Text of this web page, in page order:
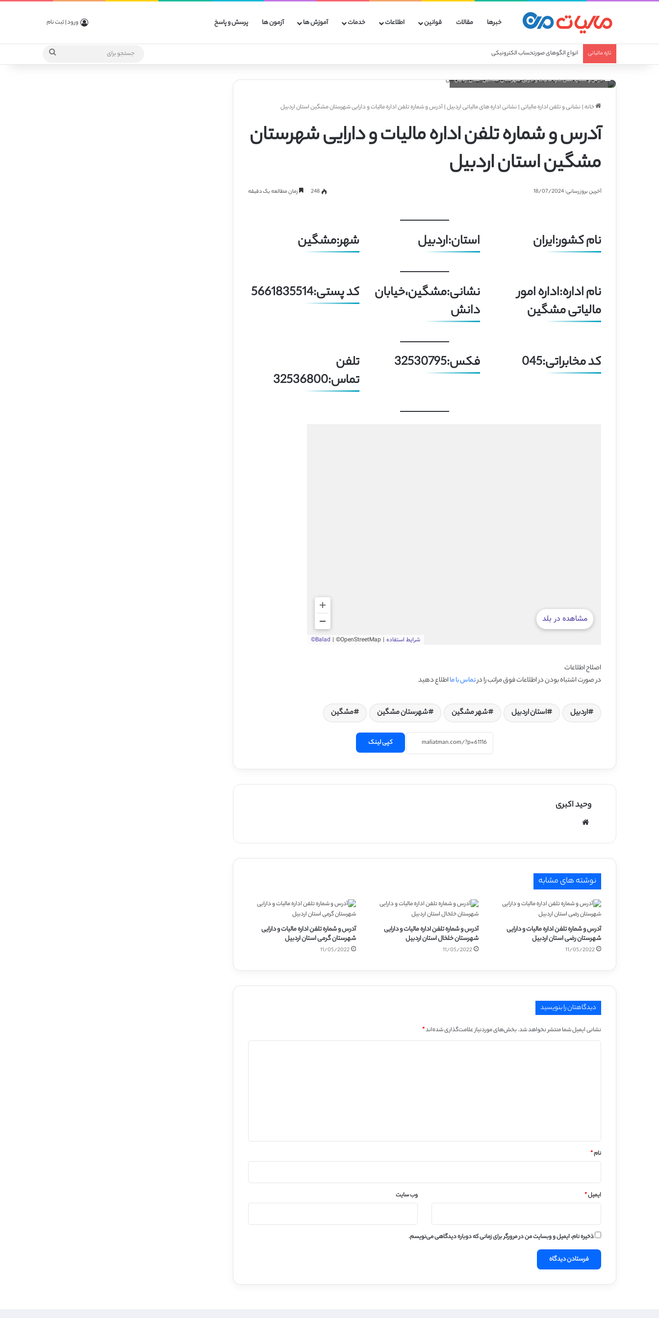
خبرها مقالات قوانین اطلاعات خدمات آموزش ها آزمون ها پرسش و پاسخ ورود | ثبت نام
تازه مالیاتی انواع صورتحساب الکترونیکی
جستجو
آدرس و شماره تلفن اداره مالیات و دارایی شهرستان مشگین استان اردبیل
خانه| نشانی و تلفن اداره مالیاتی| نشانی اداره های مالیاتی اردبیل|آدرس و شماره تلفن اداره مالیات و دارایی شهرستان مشگین استان اردبیل
آدرس و شماره تلفن اداره مالیات و دارایی شهرستان
مشگین استان اردبیل
آخرین بروزرسانی: 18/07/2024 248 زمان مطالعه یک دقیقه
نام کشور:ایران استان:اردبیل شهر:مشگین
نام اداره:اداره امور
مالیاتی مشگین
نشانی:مشگین،خیابان
دانش
کد پستی:5661835514
کد مخابراتی:045 فکس:32530795
تلفن
تماس:32536800
اصلاح اطلاعات
در صورت اشتباه بودن در اطلاعات فوق مراتب را درتماس با مااطلاع دهید
اردبیل استان اردبیل شهر مشگین شهرستان مشگین مشگین
کپی لینک
وحید اکبری
نوشته های مشابه
آدرس و شماره تلفن اداره مالیات و دارایی
شهرستان رضی استان اردبیل
11/05/2022
آدرس و شماره تلفن اداره مالیات و دارایی
شهرستان خلخال استان اردبیل
11/05/2022
آدرس و شماره تلفن اداره مالیات و دارایی
شهرستان گرمی استان اردبیل
11/05/2022
دیدگاهتان را بنویسید
نشانی ایمیل شما منتشر نخواهد شد.بخش‌های موردنیاز علامت‌گذاری شده‌اند*
نام*
ایمیل* وب‌ سایت
ذخیره نام، ایمیل و وبسایت من در مرورگر برای زمانی که دوباره دیدگاهی می‌نویسم.